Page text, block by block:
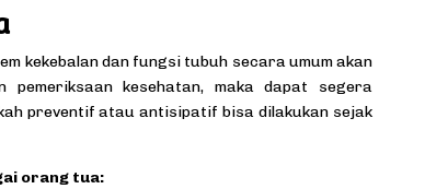
kekebalan dan fungsi tubuh secara umum akan
pemeriksaan kesehatan, maka dapat segera
preventif atau antisipatif bisa dilakukan sejak
orang tua: